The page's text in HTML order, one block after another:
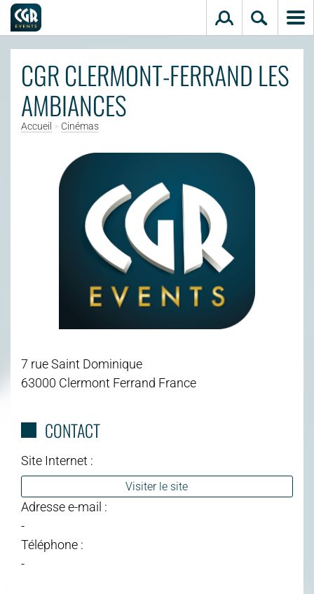
CGR CLERMONT-FERRAND LES
AMBIANCES
Accueil > Cinémas
7 rue Saint Dominique
63000 Clermont Ferrand France
CONTACT
Site Internet :
Visiter le site
Adresse e-mail :
-
Téléphone :
-